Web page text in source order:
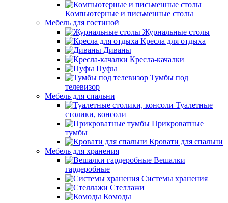
Компьютерные и письменные столы
Мебель для гостиной
Журнальные столы
Кресла для отдыха
Диваны
Кресла-качалки
Пуфы
Тумбы под
телевизор
Мебель для спальни
Туалетные
столики, консоли
Прикроватные
тумбы
Кровати для спальни
Мебель для хранения
Вешалки
гардеробные
Системы хранения
Стеллажи
Комоды